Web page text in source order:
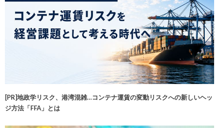
[PR]地政学リスク、港湾混雑…コンテナ運賃の変動リスクへの新しいヘッ
ジ方法「FFA」とは